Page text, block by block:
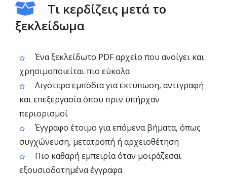
Τι κερδίζεις μετά το
ξεκλείδωμα
Ένα ξεκλείδωτο PDF αρχείο που ανοίγει και
χρησιμοποιείται πιο εύκολα
Λιγότερα εμπόδια για εκτύπωση, αντιγραφή
και επεξεργασία όπου πριν υπήρχαν
περιορισμοί
Έγγραφο έτοιμο για επόμενα βήματα, όπως
συγχώνευση, μετατροπή ή αρχειοθέτηση
Πιο καθαρή εμπειρία όταν μοιράζεσαι
εξουσιοδοτημένα έγγραφα